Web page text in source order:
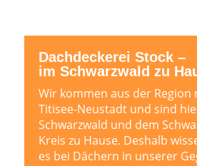
Dachdeckerei Stock –
im Schwarzwald zu
Wir kommen aus der Region
Titisee-Neustadt und sind
Schwarzwald und dem
Kreis zu Hause. Deshalb
es bei Dächern in unserer